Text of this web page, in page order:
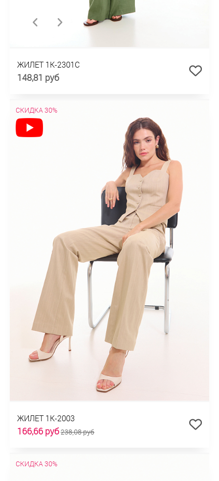
ЖИЛЕТ 1К-2301С
148,81 руб
СКИДКА 30%
ЖИЛЕТ 1К-2003
166,66 руб238,08 руб
СКИДКА 30%